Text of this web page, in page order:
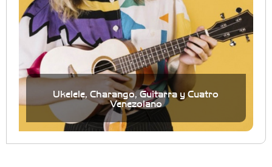
Ukelele, Charango, Guitarra y Cuatro
Venezolano